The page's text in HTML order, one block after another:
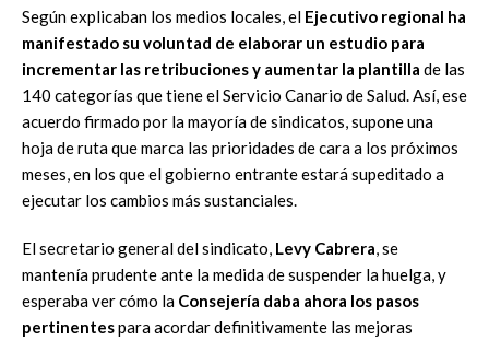
Según explicaban los medios locales, el Ejecutivo regional ha
manifestado su voluntad de elaborar un estudio para
incrementar las retribuciones y aumentar la plantilla de las
140 categorías que tiene el Servicio Canario de Salud. Así, ese
acuerdo firmado por la mayoría de sindicatos, supone una
hoja de ruta que marca las prioridades de cara a los próximos
meses, en los que el gobierno entrante estará supeditado a
ejecutar los cambios más sustanciales.
El secretario general del sindicato, Levy Cabrera, se
mantenía prudente ante la medida de suspender la huelga, y
esperaba ver cómo la Consejería daba ahora los pasos
pertinentespara acordar definitivamente las mejoras